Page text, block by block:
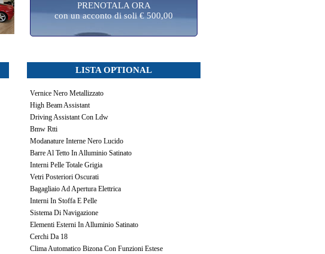
PRENOTALA ORA
con un acconto di soli € 500,00
LISTA OPTIONAL
Vernice Nero Metallizzato
High Beam Assistant
Driving Assistant Con Ldw
Bmw Rtti
Modanature Interne Nero Lucido
Barre Al Tetto In Alluminio Satinato
Interni Pelle Totale Grigia
Vetri Posteriori Oscurati
Bagagliaio Ad Apertura Elettrica
Interni In Stoffa E Pelle
Sistema Di Navigazione
Elementi Esterni In Alluminio Satinato
Cerchi Da 18
Clima Automatico Bizona Con Funzioni Estese